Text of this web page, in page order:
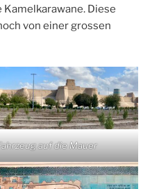
Diese
von einer grossen
auf die Mauer